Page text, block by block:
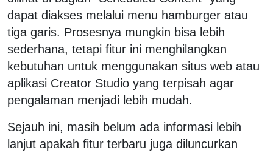
dapat diakses melalui menu hamburger atau
tiga garis. Prosesnya mungkin bisa lebih
sederhana, tetapi fitur ini menghilangkan
kebutuhan untuk menggunakan situs web atau
aplikasi Creator Studio yang terpisah agar
pengalaman menjadi lebih mudah.
Sejauh ini, masih belum ada informasi lebih
lanjut apakah fitur terbaru juga diluncurkan